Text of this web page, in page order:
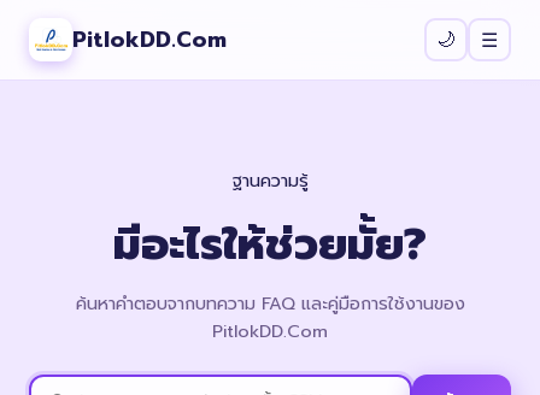
PitlokDD.Com 🌙 ☰
ฐานความรู้
มีอะไรให้ช่วยมั้ย?
ค้นหาคำตอบจากบทความ FAQ และคู่มือการใช้งานของ
PitlokDD.Com